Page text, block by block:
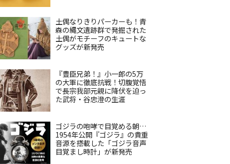
土偶なりきりパーカーも！青
森の縄文遺跡群で発掘された
土偶がモチーフのキュートな
グッズが新発売
『豊臣兄弟！』小一郎の5万
の大軍に徹底抗戦！切腹覚悟
で長宗我部元親に降伏を迫っ
た武将・谷忠澄の生涯
ゴジラの咆哮で目覚める朝…
1954年公開『ゴジラ』の貴重
音源を搭載した「ゴジラ音声
目覚まし時計」が新発売